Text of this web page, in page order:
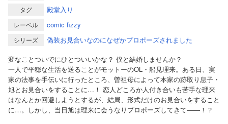
タグ 殿堂入り
レーベル comic fizzy
シリーズ
偽装お見合いなのになぜかプロポーズされました
変なことついでにひとついいかな？ 僕と結婚しませんか？
一人で平穏な生活を送ることがモットーのOL・船見理来。ある日、実
家の法事を手伝いに行ったところ、曽祖母によって本家の跡取り息子・
旭とお見合いをすることに…！ 恋人どころか人付き合いも苦手な理来
はなんとか回避しようとするが、結局、形式だけのお見合いをすること
に…。しかし、当日旭は理来に会うなりプロポーズしてきて――！？